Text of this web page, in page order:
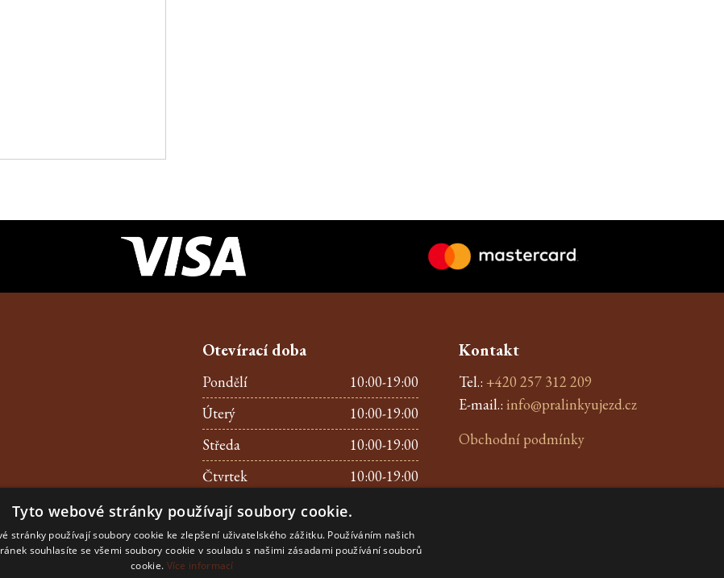
Otevírací doba
Pondělí
10:00-19:00
Úterý
10:00-19:00
Středa
10:00-19:00
Čtvrtek
10:00-19:00
Pátek
Sobota
10:00-19:00
Neděle
Kontakt
Tel.: +420 257 312 209
E-mail.: info@pralinkyujezd.cz
Obchodní podmínky
Tyto webové stránky používají soubory cookie.
stránky používají soubory cookie ke zlepšení uživatelského zážitku. Používáním našich
souhlasíte se všemi soubory cookie v souladu s našimi zásadami používání souborů
cookie. Více informací